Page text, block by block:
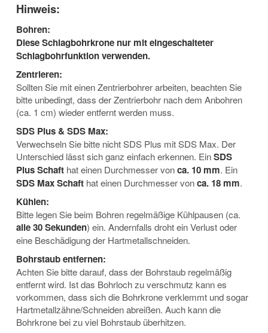
Hinweis:
Bohren:
Diese Schlagbohrkrone nur mit eingeschalteter
Schlagbohrfunktion verwenden.
Zentrieren:
Sollten Sie mit einen Zentrierbohrer arbeiten, beachten Sie
bitte unbedingt, dass der Zentrierbohr nach dem Anbohren
(ca. 1 cm) wieder entfernt werden muss.
SDS Plus & SDS Max:
Verwechseln Sie bitte nicht SDS Plus mit SDS Max. Der
Unterschied lässt sich ganz einfach erkennen. EinSDS
Plus Schaft hat einen Durchmesser vonca. 10 mm. Ein
SDS Max Schaft hat einen Durchmesser vonca. 18 mm.
Kühlen:
Bitte legen Sie beim Bohren regelmäßige Kühlpausen (ca.
alle 30 Sekunden) ein. Andernfalls droht ein Verlust oder
eine Beschädigung der Hartmetallschneiden.
Bohrstaub entfernen:
Achten Sie bitte darauf, dass der Bohrstaub regelmäßig
entfernt wird. Ist das Bohrloch zu verschmutz kann es
vorkommen, dass sich die Bohrkrone verklemmt und sogar
Hartmetallzähne/Schneiden abreißen. Auch kann die
Bohrkrone bei zu viel Bohrstaub überhitzen.